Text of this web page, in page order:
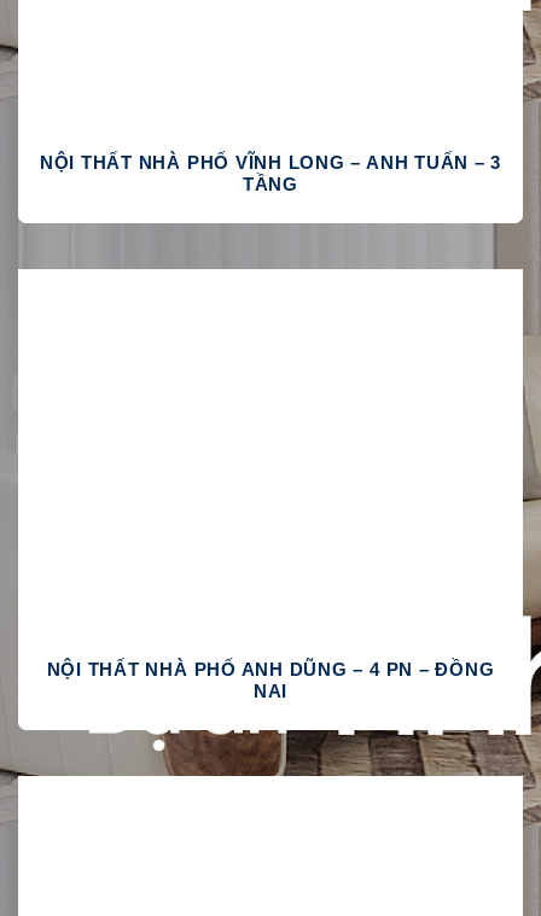
NỘI THẤT NHÀ PHỐ VĨNH LONG – ANH TUẤN – 3
TẦNG
NỘI THẤT NHÀ PHỐ ANH DŨNG – 4 PN – ĐỒNG
NAI